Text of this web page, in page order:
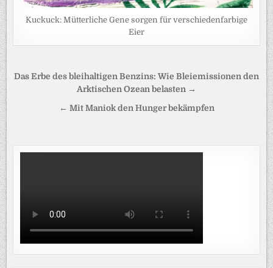
Kuckuck: Mütterliche Gene sorgen für verschiedenfarbige
Eier
Beitragsnavigation
Das Erbe des bleihaltigen Benzins: Wie Bleiemissionen den
Arktischen Ozean belasten →
← Mit Maniok den Hunger bekämpfen